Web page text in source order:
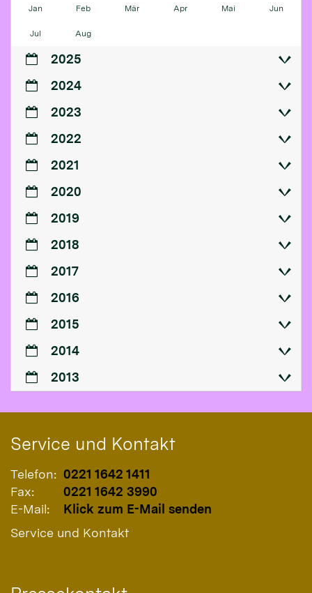
Jan Feb Mär Apr Mai Jun
Jul Aug
2025
2024
2023
2022
2021
2020
2019
2018
2017
2016
2015
2014
2013
Service und Kontakt
Telefon: 0221 1642 1411
Fax:
0221 1642 3990
E-Mail:
Klick zum E-Mail senden
Service und Kontakt